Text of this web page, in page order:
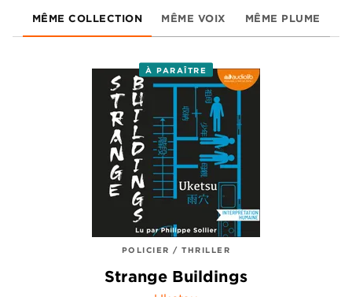
MÊME COLLECTION MÊME VOIX MÊME PLUME
À PARAÎTRE
POLICIER / THRILLER
Strange Buildings